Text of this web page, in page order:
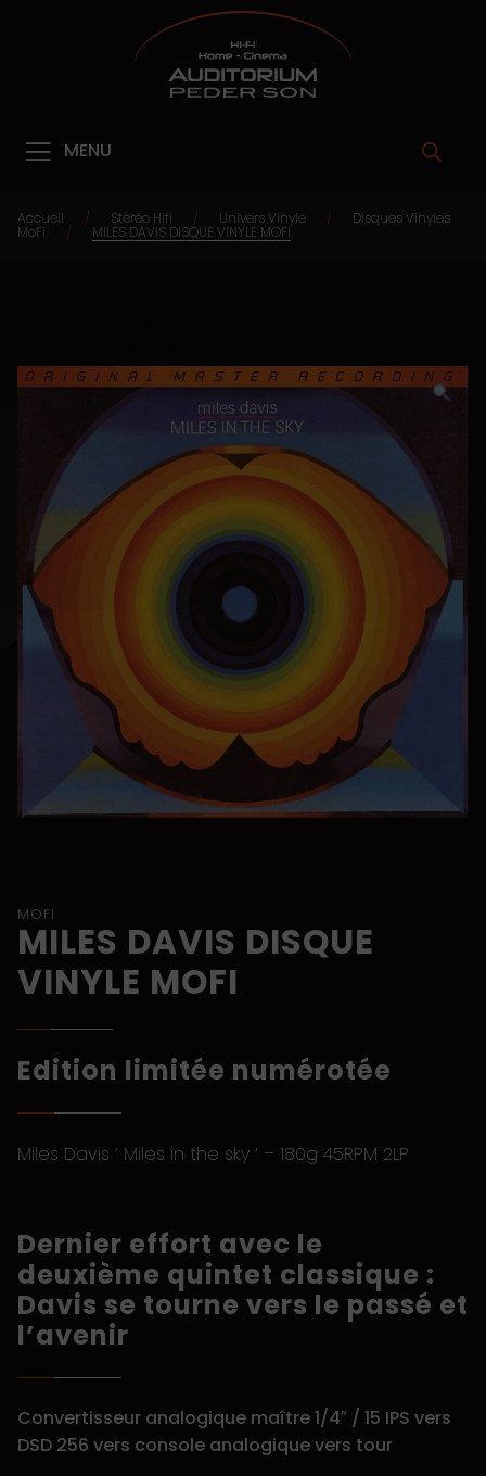
MENU
Accueil / Stéréo Hifi / Univers Vinyle / Disques Vinyles
MoFi / MILES DAVIS DISQUE VINYLE MOFI
MOFI
MILES DAVIS DISQUE
VINYLE MOFI
Edition limitée numérotée
Miles Davis ‘ Miles in the sky ‘ – 180g 45RPM 2LP
Dernier effort avec le
deuxième quintet classique :
Davis se tourne vers le passé et
l’avenir
Convertisseur analogique maître 1/4″ / 15 IPS vers
DSD 256 vers console analogique vers tour